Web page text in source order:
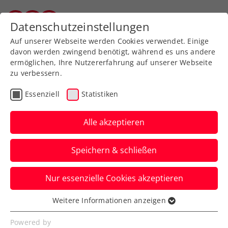
Zurück zur Newsübersicht
Turniere
Erste Bank Open:
Schwärzler gewinnt 4
Games und viele
Erfahrungen
Die Nummer drei der Welt ist für den
ÖTV-Youngster bei dessen Debüt beim
ATP-Turnier in Wien zu stark.
Datenschutzeinstellungen
Auf unserer Webseite werden Cookies verwendet. Einige
davon werden zwingend benötigt, während es uns andere
ermöglichen, Ihre Nutzererfahrung auf unserer Webseite
zu verbessern.
Essenziell Statistiken
Alle akzeptieren
Speichern & schließen
Nur essenzielle Cookies akzeptieren
Essenziell
Essenzielle Cookies werden für grundlegende
Weitere Informationen anzeigen
Powered by